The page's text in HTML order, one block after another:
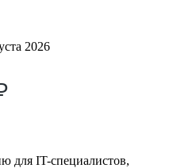
драйвит
менеджмента, строить
2026